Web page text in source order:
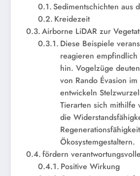
Sedimentschichten aus
Kreidezeit
Airborne LiDAR zur
Diese Beispiele
reagieren
hin. Vogelzüge
von Rando Évasion
entwickeln
Tierarten sich mithilfe
die
Ökosystemgestaltern.
fördern
Positive Wirkung